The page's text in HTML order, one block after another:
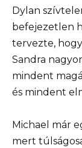
Dylan
befejezetlen
tervezte,
Sandra
mindent
és mindent
Michael már
mert